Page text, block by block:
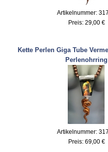
Artikelnummer:
Preis: 29,00 €
Kette Perlen Giga Tube
Perlenohrring
Artikelnummer:
Preis: 69,00 €